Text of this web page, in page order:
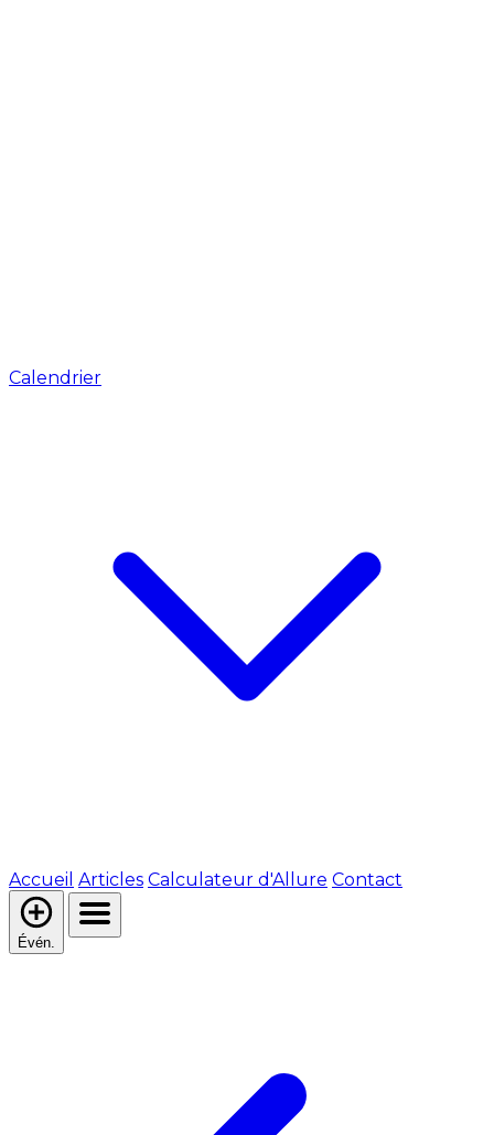
Calendrier
Accueil Articles Calculateur d'Allure Contact
Évén.